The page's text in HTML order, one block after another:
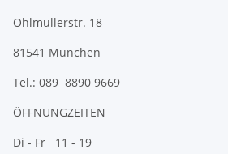
Ohlmüllerstr. 18
81541 München
Tel.: 089 8890 9669
ÖFFNUNGZEITEN
Di - Fr 11 - 19